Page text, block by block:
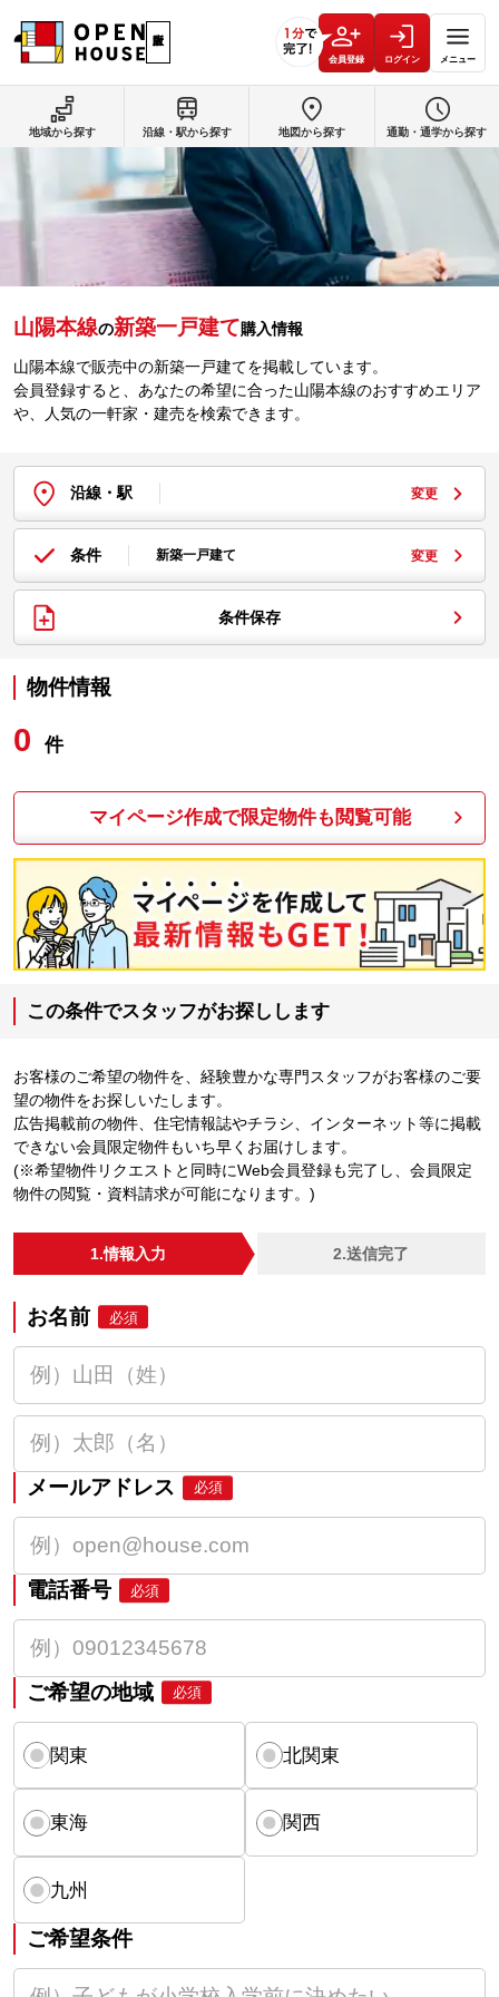
会員登録 ログイン メニュー
山陽本線の新築一戸建て購入情報
山陽本線で販売中の新築一戸建てを掲載しています。
会員登録すると、あなたの希望に合った山陽本線のおすすめエリア
や、人気の一軒家・建売を検索できます。
沿線・駅 変更
条件 新築一戸建て 変更
条件保存
物件情報
0 件
マイページ作成で限定物件も閲覧可能
この条件でスタッフがお探しします
お客様のご希望の物件を、経験豊かな専門スタッフがお客様のご要
望の物件をお探しいたします。
広告掲載前の物件、住宅情報誌やチラシ、インターネット等に掲載
できない会員限定物件もいち早くお届けします。
(※希望物件リクエストと同時にWeb会員登録も完了し、会員限定
物件の閲覧・資料請求が可能になります。)
1.情報入力 2.送信完了
お名前 必須
メールアドレス 必須
電話番号 必須
ご希望の地域 必須
関東 北関東
東海 関西
九州
ご希望条件
地域から探す 沿線・駅から探す 地図から探す 通勤・通学から探す